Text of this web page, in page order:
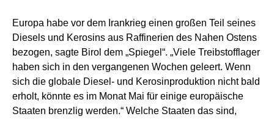
Europa habe vor dem Irankrieg einen großen Teil seines
Diesels und Kerosins aus Raffinerien des Nahen Ostens
bezogen, sagte Birol dem „Spiegel“. „Viele Treibstofflager
haben sich in den vergangenen Wochen geleert. Wenn
sich die globale Diesel- und Kerosinproduktion nicht bald
erholt, könnte es im Monat Mai für einige europäische
Staaten brenzlig werden.“ Welche Staaten das sind,